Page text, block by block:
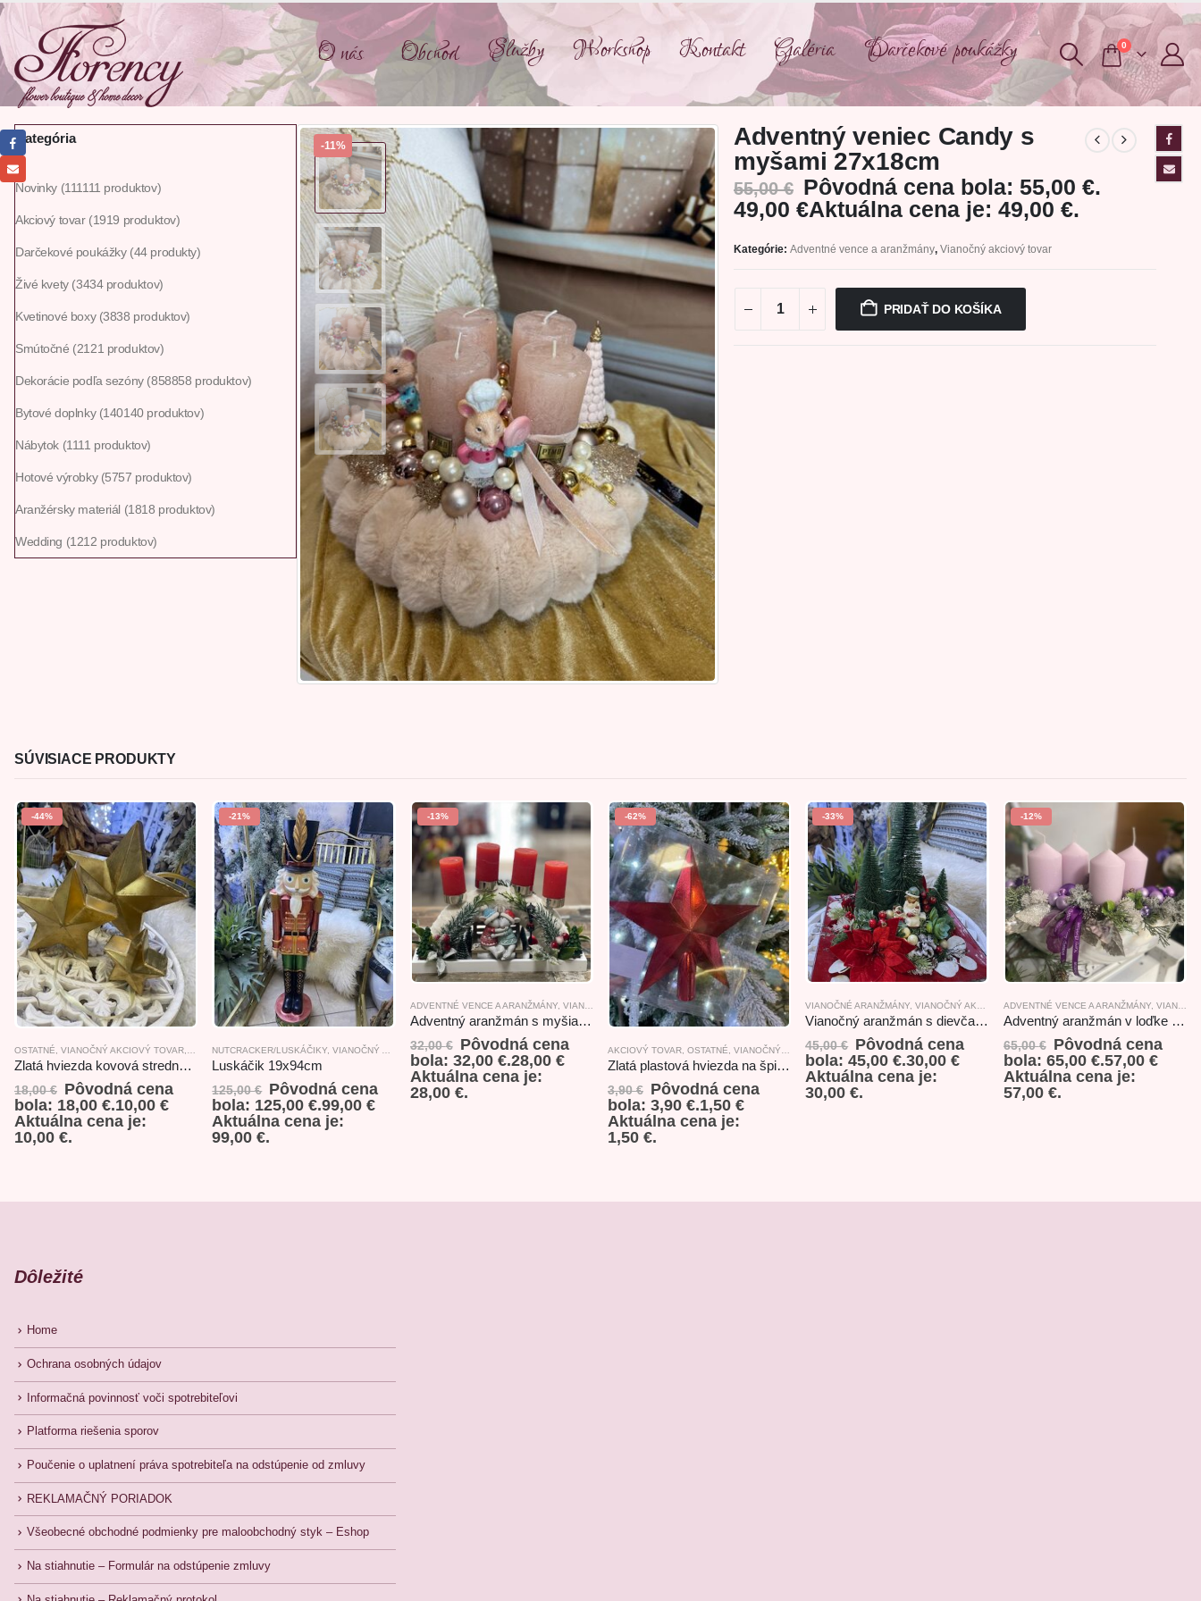
O nás Obchod Služby Workshop Kontakt Galéria Darčekové poukážky 0
-11%
Adventný veniec Candy s
myšami 27x18cm
55,00€ Pôvodná cena bola: 55,00 €.
49,00 €Aktuálna cena je: 49,00 €.
Kategórie: Adventné vence a aranžmány, Vianočný akciový tovar
PRIDAŤ DO KOŠÍKA
Kategória
Novinky 111111 produktov
Akciový tovar 1919 produktov
Darčekové poukážky 44 produkty
Živé kvety 3434 produktov
Kvetinové boxy 3838 produktov
Smútočné 21 21 produktov
Dekorácie podľa sezóny 858858 produktov
Bytové doplnky 140140 produktov
Nábytok 1111 produktov
Hotové výrobky 5757 produktov
Aranžérsky materiál 1818 produktov
Wedding 1212 produktov
SÚVISIACE PRODUKTY
-44%
OSTATNÉ VIANOČNÝ AKCIOVÝ TOVAR ZÁVESNÉ DEKORÁCIE
Zlatá hviezda kovová stredná 18,5×10,5cm
18,00€ Pôvodná cena
bola: 18,00 €.10,00 €
Aktuálna cena je:
10,00 €.
-21%
NUTCRACKER/LUSKÁČIKY ,VIANOČNÝ AKCIOVÝ TOVAR
Luskáčik 19x94cm
125,00€ Pôvodná cena
bola: 125,00 €.99,00€
Aktuálna cena je:
99,00 €.
-13%
ADVENTNÉ VENCE A ARANŽMÁNY, VIANOČNÝ AKCIOVÝ TOVAR
Adventný aranžmán s myšiakmi červeno-zelený
32,00€ Pôvodná cena
bola: 32,00 €.28,00 €
Aktuálna cena je:
28,00 €.
-62%
AKCIOVÝ TOVAR, OSTATNÉ VIANOČNÝ AKCIOVÝ TOVAR
Zlatá plastová hviezda na špic červená 20cm
3,90€ Pôvodná cena
bola: 3,90 €.1,50 €
Aktuálna cena je:
1,50 €.
-33%
VIANOČNÉ ARANŽMÁNY ,VIANOČNÝ AKCIOVÝ TOVAR
Vianočný aranžmán s dievčatkom červeno-zelený 33x33x32cm
45,00€ Pôvodná cena
bola: 45,00 €.30,00€
Aktuálna cena je:
30,00 €.
-12%
ADVENTNÉ VENCE A ARANŽMÁNY, VIANOČNÝ AKCIOVÝ TOVAR
Adventný aranžmán v loďke fialový 55x24x26cm
65,00€ Pôvodná cena
bola: 65,00 €.57,00 €
Aktuálna cena je:
57,00 €.
Dôležité
Home
Ochrana osobných údajov
Informačná povinnosť voči spotrebiteľovi
Platforma riešenia sporov
Poučenie o uplatnení práva spotrebiteľa na odstúpenie od zmluvy
REKLAMAČNÝ PORIADOK
Všeobecné obchodné podmienky pre maloobchodný styk – Eshop
Na stiahnutie – Formulár na odstúpenie zmluvy